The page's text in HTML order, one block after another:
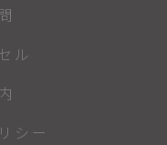
ル
シー